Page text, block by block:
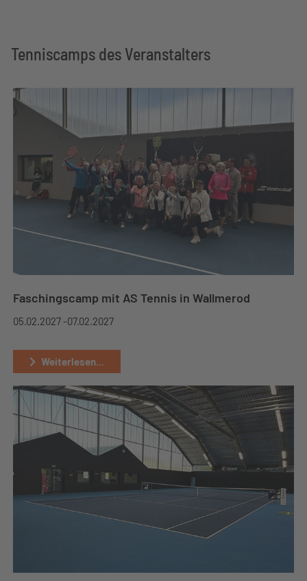
Tenniscamps des Veranstalters
Faschingscamp mit AS Tennis in Wallmerod
05.02.2027 -07.02.2027
Weiterlesen...